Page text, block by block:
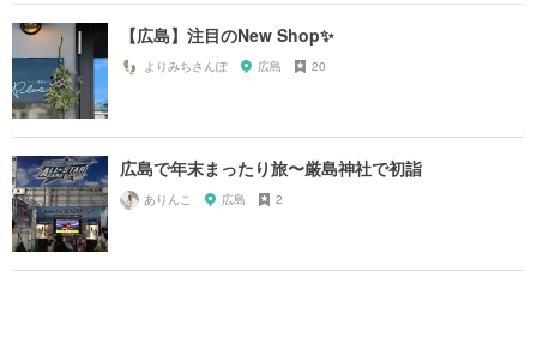
【広島】注目のNew Shop✨
よりみちさんぽ 広島 20
広島で年末まったり旅〜厳島神社で初詣
ありんこ 広島 2